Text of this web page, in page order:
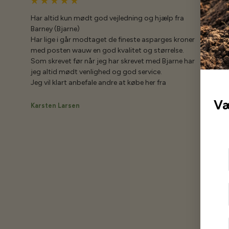
Har altid kun mødt god vejledning og hjælp fra
Barney (Bjarne)
Har lige i går modtaget de fineste asparges kroner
med posten wauw en god kvalitet og størrelse.
Som skrevet før når jeg har skrevet med Bjarne har
jeg altid mødt venlighed og god service.
Jeg vil klart anbefale andre at købe her fra
Karsten Larsen